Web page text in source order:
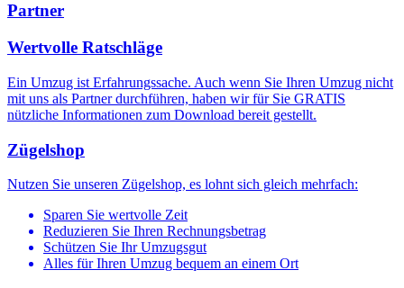
Partner
Wertvolle Ratschläge
Ein Umzug ist Erfahrungssache. Auch wenn Sie Ihren Umzug nicht
mit uns als Partner durchführen, haben wir für Sie GRATIS
nützliche Informationen zum Download bereit gestellt.
Zügelshop
Nutzen Sie unseren Zügelshop, es lohnt sich gleich mehrfach:
Sparen Sie wertvolle Zeit
Reduzieren Sie Ihren Rechnungsbetrag
Schützen Sie Ihr Umzugsgut
Alles für Ihren Umzug bequem an einem Ort